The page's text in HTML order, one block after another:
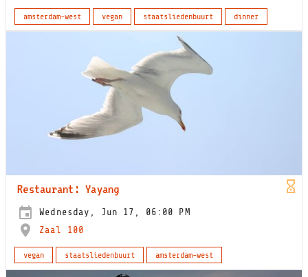
amsterdam-west vegan staatsliedenbuurt dinner
Restaurant: Yayang
Wednesday, Jun 17, 06:00 PM
Zaal 100
vegan staatsliedenbuurt amsterdam-west